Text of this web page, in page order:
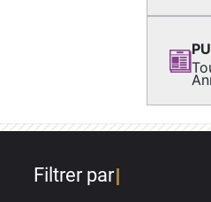
Filtrer par